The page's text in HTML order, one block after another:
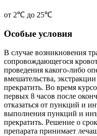
от 2℃ до 25℃
Особые условия
В случае возникновения
сопровождающегося
проведения какого-либо
вмешательства,
прекратить. Во время
первых 8 часов после
отказаться от пункций и
выполнения пункций и
прекратить. Решение о
препарата принимает